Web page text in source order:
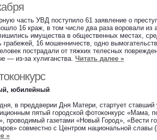
часть УВД поступило 61 заявление о
16 краж, в том числе два раза воровали из
имущества в общественных местах,
грабежей, 16 мошенничеств, одно
пострадали от тяжких телесных
— из-за хулиганства. Читать далее »
юбилейный
в преддверии Дня Матери, стартует ставший
пятый городской фотоконкурс «Мама,
проводимый газетами «Новый Город», «Вести
совместно с Центром национальной славы
»